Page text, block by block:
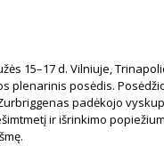
15–17 d. Vilniuje,
plenarinis posėdis.
padėkojo
ir išrinkimo